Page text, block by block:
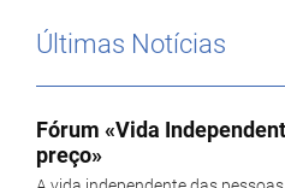
Últimas Notícias
Fórum «Vida
preço»